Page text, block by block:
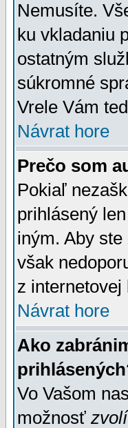
Nemusíte.
ku vkladaniu
ostatným
súkromné
Vrele Vám
Návrat hore
Prečo som
Pokiaľ
prihlásený
iným. Aby
však
z
Návrat hore
Ako
Vo Vašom
možnosť